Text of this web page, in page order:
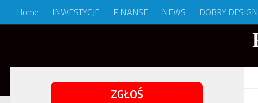
Skip to content
Home INWESTYCJE FINANSE NEWS DOBRY DESIGN
ZGŁOŚ